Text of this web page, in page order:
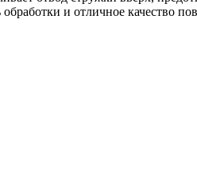
и отличное качество